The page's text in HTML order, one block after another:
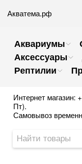
Акватема.рф
Аквариумы
Аксессуары
Рептилии
Интернет магазин:
Пт).
Самовывоз